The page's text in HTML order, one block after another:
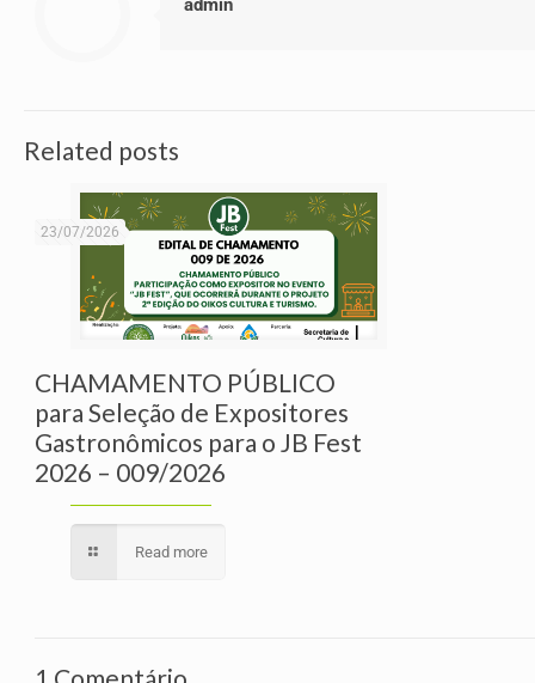
admin
Related posts
23/07/2026
CHAMAMENTO PÚBLICO
para Seleção de Expositores
Gastronômicos para o JB Fest
2026 – 009/2026
Read more